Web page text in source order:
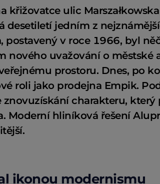
křižovatce ulic
desetiletí jedním z
postavený v roce 1966, byl
nového uvažování o městské
prostoru. Dnes, po
roli jako prodejna Empik.
charakteru, který
Moderní hliníková řešení
ikonou modernismu